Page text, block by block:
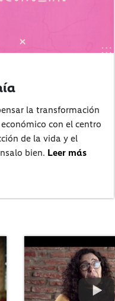
la transformación
con el centro
de la vida y el
bien. Leer más